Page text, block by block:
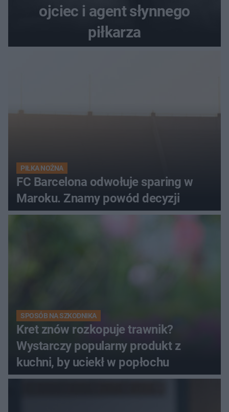
ojciec i agent słynnego
piłkarza
PIŁKA NOŻNA
FC Barcelona odwołuje sparing w
Maroku. Znamy powód decyzji
SPOSÓB NA SZKODNIKA
Kret znów rozkopuje trawnik?
Wystarczy popularny produkt z
kuchni, by uciekł w popłochu